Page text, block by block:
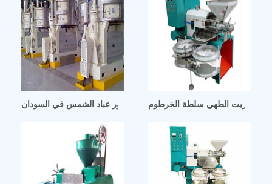
خط انتاج زيت بذور عباد الشمس في السودانزيت الطهي سلطة الخرطوم